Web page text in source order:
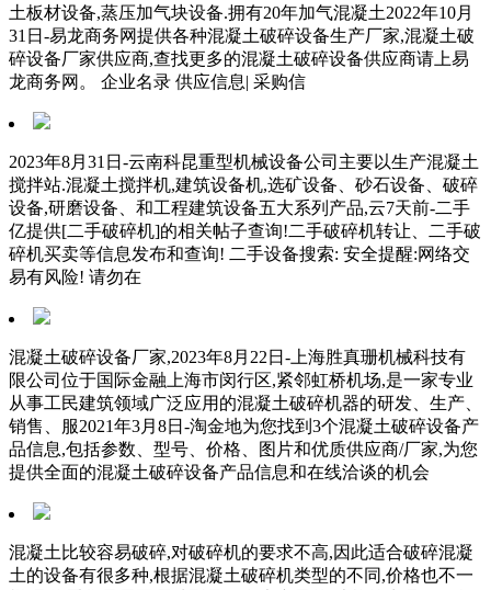
土板材设备,蒸压加气块设备.拥有20年加气混凝土2022年10月
31日-易龙商务网提供各种混凝土破碎设备生产厂家,混凝土破
碎设备厂家供应商,查找更多的混凝土破碎设备供应商请上易
龙商务网。 企业名录 供应信息| 采购信
2023年8月31日-云南科昆重型机械设备公司主要以生产混凝土
搅拌站.混凝土搅拌机,建筑设备机,选矿设备、砂石设备、破碎
设备,研磨设备、和工程建筑设备五大系列产品,云7天前-二手
亿提供[二手破碎机]的相关帖子查询!二手破碎机转让、二手破
碎机买卖等信息发布和查询! 二手设备搜索: 安全提醒:网络交
易有风险! 请勿在
混凝土破碎设备厂家,2023年8月22日-上海胜真珊机械科技有
限公司位于国际金融上海市闵行区,紧邻虹桥机场,是一家专业
从事工民建筑领域广泛应用的混凝土破碎机器的研发、生产、
销售、服2021年3月8日-淘金地为您找到3个混凝土破碎设备产
品信息,包括参数、型号、价格、图片和优质供应商/厂家,为您
提供全面的混凝土破碎设备产品信息和在线洽谈的机会
混凝土比较容易破碎,对破碎机的要求不高,因此适合破碎混凝
土的设备有很多种,根据混凝土破碎机类型的不同,价格也不一